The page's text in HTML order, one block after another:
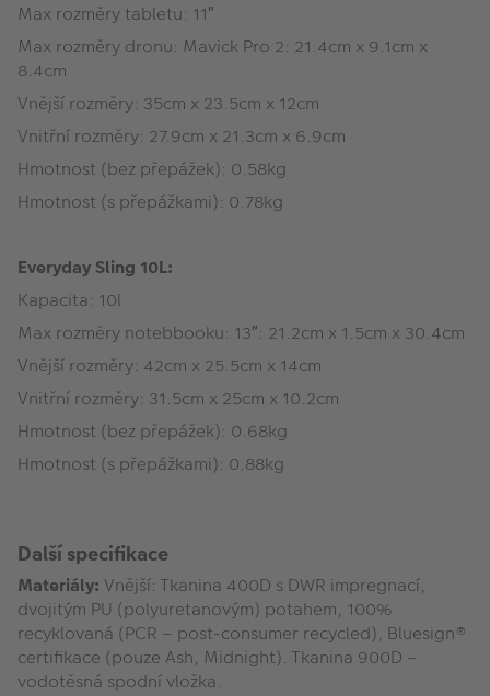
Max rozměry tabletu: 11″
Max rozměry dronu: Mavick Pro 2: 21.4cm x 9.1cm x
8.4cm
Vnější rozměry: 35cm x 23.5cm x 12cm
Vnitřní rozměry: 27.9cm x 21.3cm x 6.9cm
Hmotnost (bez přepážek): 0.58kg
Hmotnost (s přepážkami): 0.78kg
Everyday Sling 10L:
Kapacita: 10l
Max rozměry notebbooku: 13″: 21.2cm x 1.5cm x 30.4cm
Vnější rozměry: 42cm x 25.5cm x 14cm
Vnitřní rozměry: 31.5cm x 25cm x 10.2cm
Hmotnost (bez přepážek): 0.68kg
Hmotnost (s přepážkami): 0.88kg
Další specifikace
Materiály: Vnější: Tkanina 400D s DWR impregnací,
dvojitým PU (polyuretanovým) potahem, 100%
recyklovaná (PCR – post-consumer recycled), Bluesign®
certifikace (pouze Ash, Midnight). Tkanina 900D –
vodotěsná spodní vložka.